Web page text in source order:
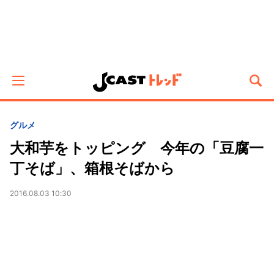
グルメ
大和芋をトッピング 今年の「豆腐一
丁そば」、箱根そばから
2016.08.03 10:30